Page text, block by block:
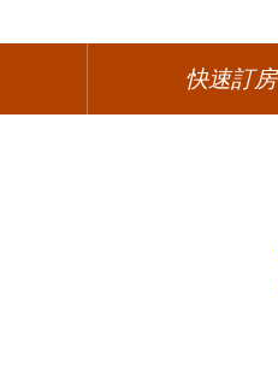
快速訂房